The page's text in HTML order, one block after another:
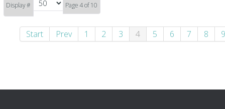
Display # Page 4 of 10
Start Prev 1 2 3 4 5 6 7 8 9